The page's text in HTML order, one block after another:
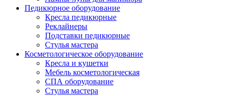
Педикюрное оборудование
Кресла педикюрные
Реклайнеры
Подставки педикюрные
Стулья мастера
Косметологическое оборудование
Кресла и кушетки
Мебель косметологическая
СПА оборудование
Стулья мастера